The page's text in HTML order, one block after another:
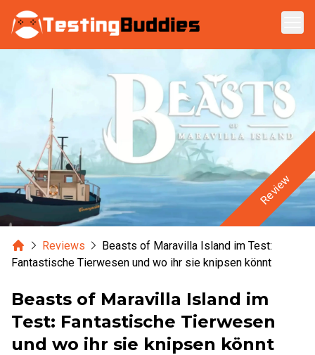
Zum Hauptinhalt springen
Review
HomeReviews
Beasts of Maravilla Island im Test:
Fantastische Tierwesen und wo ihr sie knipsen könnt
Beasts of Maravilla Island im
Test: Fantastische Tierwesen
und wo ihr sie knipsen könnt